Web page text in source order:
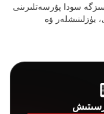
سودا پۇرسەتلىرىنى
يۈزلىنىشلەر ۋە